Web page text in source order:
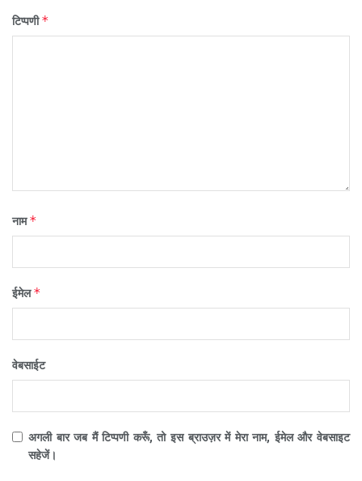
टिप्पणी*
नाम*
ईमेल*
वेबसाईट
अगली बार जब मैं टिप्पणी करूँ, तो इस ब्राउज़र में मेरा नाम, ईमेल और वेबसाइट
सहेजें।